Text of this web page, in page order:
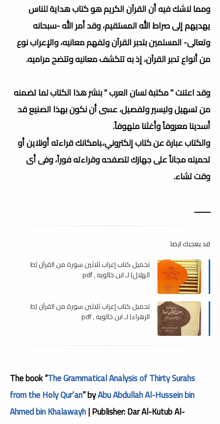
ومما لاشك فيه أن القرآن الكريم هو كتاب هداية للناس
يهديهم إلى صراط الله المستقيم، وقد أمر الله -سبحانه
وتعالى- المسلمين بتدبر القرآن وتفهم معانيه، والإعراب نوع
من أنواع تدبر القرآن، إذ به تتكشف معانيه وتتضح مراميه.
وقد اعتنت " مكتبة لسان العرب " بنشر هذا الكتاب لما تضمنه
من تسهيل وتيسير وتفصيل، عسى أن نكون بهذا الصنيع قد
أسدينا معروفاً وأغثنا ملهوفاً.
والكتاب عبارة عن كتاب إلكتروني،.بامكانك قراءته أونلاين أو
تحميله مجاناً على جهازك لتصفحه وقراءته فوراً، وفى أى
وقت تشاء.
ــــــــ
قد يعجبك ايضا
تحميل كتاب إعراب ثلاثين سورة من القرآن (ط
الهلال) لـ ابن خالويه , pdf
تحميل كتاب إعراب ثلاثين سورة من القرآن (ط
الزهراء) لـ ابن خالويه , pdf
The book “The Grammatical Analysis of Thirty Surahs
from the Holy Qur’an” byAbu Abdullah Al-Hussein bin
Ahmed bin Khalawayh| Publisher: Dar Al-Kutub Al-